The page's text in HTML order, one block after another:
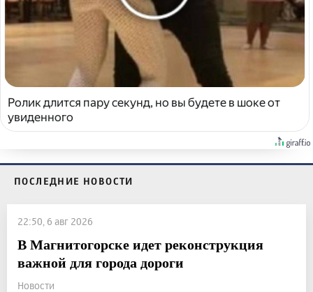
Ролик длится пару секунд, но вы будете в шоке от
увиденного
ПОСЛЕДНИЕ НОВОСТИ
22:50, 6 авг 2026
В Магнитогорске идет реконструкция
важной для города дороги
Новости